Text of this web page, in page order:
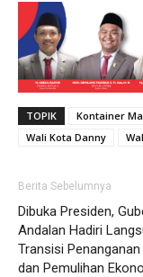
TOPIK Kontainer
Wali Kota Danny
Berita Sebelumnya
Dibuka Presiden,
Andalan Hadiri
Transisi
dan Pemulihan